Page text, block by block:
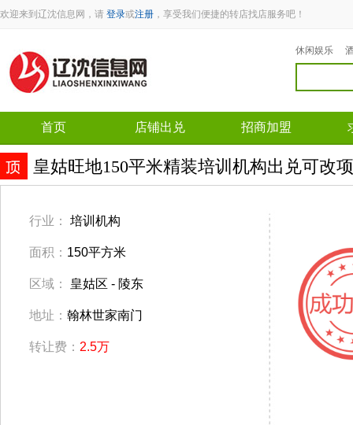
欢迎来到辽沈信息网，请 登录或注册 ，享受我们便捷的转店找店服务吧！
休闲娱乐
首页 店铺出兑 招商加盟
皇姑旺地150平米精装培训机构出兑可改项
行业： 培训机构
面积： 150平方米
区域： 皇姑区 - 陵东
地址： 翰林世家南门
转让费： 2.5万